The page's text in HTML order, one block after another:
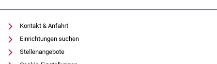
Kontakt & Anfahrt
Einrichtungen suchen
Stellenangebote